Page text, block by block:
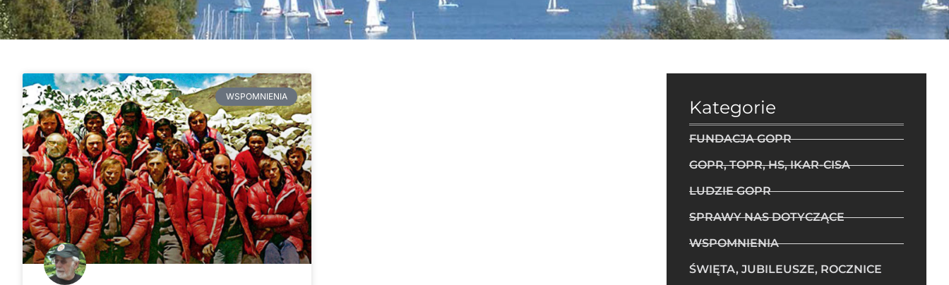
WSPOMNIENIA
Kategorie
FUNDACJA GOPR
GOPR, TOPR, HS, IKAR-CISA
LUDZIE GOPR
SPRAWY NAS DOTYCZĄCE
WSPOMNIENIA
ŚWIĘTA, JUBILEUSZE, ROCZNICE